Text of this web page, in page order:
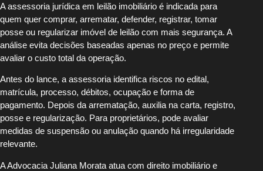
A assessoria jurídica em leilão imobiliário é indicada para
quem quer comprar, arrematar, defender, registrar, tomar
posse ou regularizar imóvel de leilão com mais segurança. A
análise evita decisões baseadas apenas no preço e permite
avaliar o custo total da operação.
Antes do lance, a assessoria identifica riscos no edital,
matrícula, processo, débitos, ocupação e forma de
pagamento. Depois da arrematação, auxilia na carta, registro,
posse e regularização. Para proprietários, pode avaliar
medidas de suspensão ou anulação quando há irregularidade
relevante.
A Advocacia Juliana Morata atua com direito imobiliário e